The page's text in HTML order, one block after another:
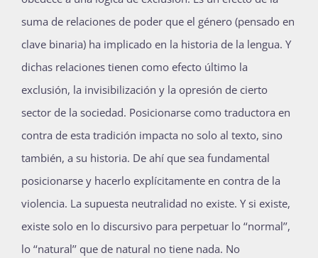
suma de relaciones de poder que el género (pensado en
clave binaria) ha implicado en la historia de la lengua. Y
dichas relaciones tienen como efecto último la
exclusión, la invisibilización y la opresión de cierto
sector de la sociedad. Posicionarse como traductora en
contra de esta tradición impacta no solo al texto, sino
también, a su historia. De ahí que sea fundamental
posicionarse y hacerlo explícitamente en contra de la
violencia. La supuesta neutralidad no existe. Y si existe,
existe solo en lo discursivo para perpetuar lo ‘‘normal’’,
lo ‘‘natural’’ que de natural no tiene nada. No